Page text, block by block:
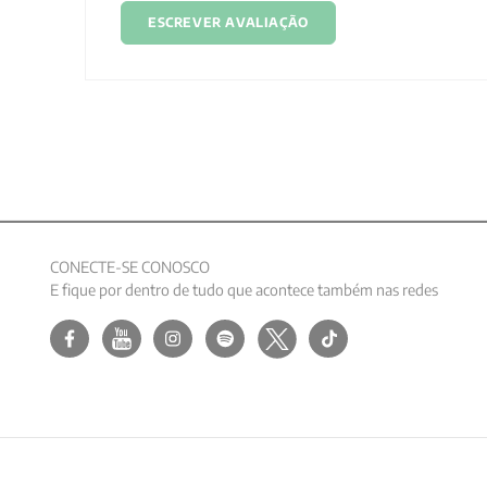
ESCREVER AVALIAÇÃO
CONECTE-SE CONOSCO
E fique por dentro de tudo que acontece também nas redes